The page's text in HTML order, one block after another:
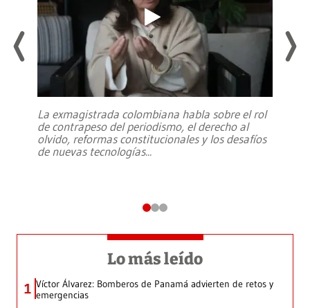
La exmagistrada colombiana habla sobre el rol
de contrapeso del periodismo, el derecho al
olvido, reformas constitucionales y los desafíos
de nuevas tecnologías...
Lo más leído
1 Víctor Álvarez: Bomberos de Panamá advierten de retos y
emergencias